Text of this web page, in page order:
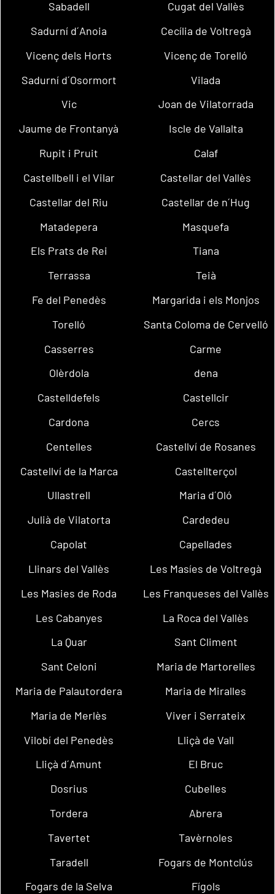
Sabadell
Cugat del Vallès
Sadurní d´Anoia
Cecília de Voltregà
Vicenç dels Horts
Vicenç de Torelló
Sadurní d´Osormort
Vilada
Vic
Joan de Vilatorrada
Jaume de Frontanyà
Iscle de Vallalta
Rupit i Pruit
Calaf
Castellbell i el Vilar
Castellar del Vallès
Castellar del Riu
Castellar de n´Hug
Matadepera
Masquefa
Els Prats de Rei
Tiana
Terrassa
Teià
Fe del Penedès
Margarida i els Monjos
Torelló
Santa Coloma de Cervelló
Casserres
Carme
Olèrdola
dena
Castelldefels
Castellcir
Cardona
Cercs
Centelles
Castellví de Rosanes
Castellví de la Marca
Castellterçol
Ullastrell
Maria d´Oló
Julià de Vilatorta
Cardedeu
Capolat
Capellades
Llinars del Vallès
Les Masíes de Voltregà
Les Masies de Roda
Les Franqueses del Vallès
Les Cabanyes
La Roca del Vallès
La Quar
Sant Climent
Sant Celoni
Maria de Martorelles
Maria de Palautordera
Maria de Miralles
Maria de Merlès
Viver i Serrateix
Vilobí del Penedès
Lliçà de Vall
Lliçà d´Amunt
El Bruc
Dosrius
Cubelles
Tordera
Abrera
Tavertet
Tavèrnoles
Taradell
Fogars de Montclús
Fogars de la Selva
Fígols